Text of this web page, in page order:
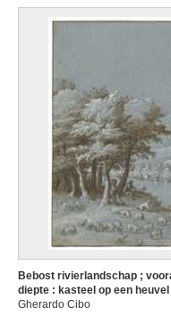
Bebost rivierlandschap ;
diepte : kasteel op een heuvel
Gherardo Cibo